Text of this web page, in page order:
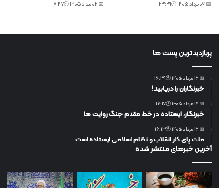
📅 06 مرداد 1405 🕙23:31 📅 02 مرداد 1405 🕙18:47
پربازدیدترین پست ها
📅 16 مرداد 1405 🕙16:29
خبرنگاران را دریابید !
📅 16 مرداد 1405 🕙16:17
خبرنگار، ایستاده در خط مقدم جنگ روایت ها
📅 16 مرداد 1405 🕙16:13
ملت پای کار انقلاب و نظام اسلامی ایستاده است
آخرین خبرهای منتشر شده